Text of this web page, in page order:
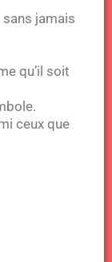
jamais
qu’il soit
ceux que